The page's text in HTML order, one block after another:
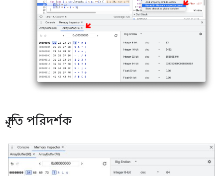
স্মৃতি পরিদর্শক